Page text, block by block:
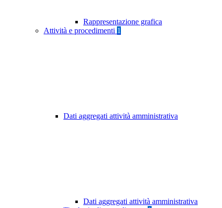
Rappresentazione grafica
Attività e procedimenti 1
Dati aggregati attività amministrativa
Dati aggregati attività amministrativa